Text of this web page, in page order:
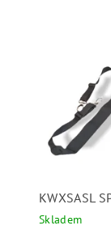
KWXSASL
Skladem